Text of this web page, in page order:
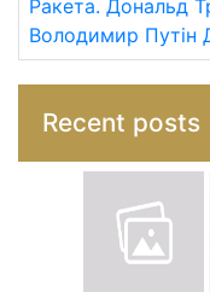
Ракета. Дональд
Володимир Путін
Recent posts